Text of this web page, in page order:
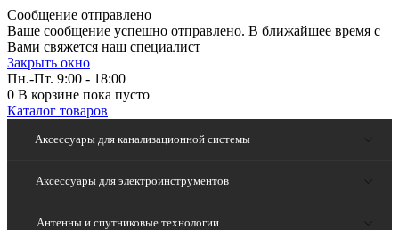
Сообщение отправлено
Ваше сообщение успешно отправлено. В ближайшее время с
Вами свяжется наш специалист
Закрыть окно
Пн.-Пт. 9:00 - 18:00
0 В корзине пока пусто
Каталог товаров
Аксессуары для канализационной системы
Аксессуары для электроинструментов
Антенны и спутниковые технологии